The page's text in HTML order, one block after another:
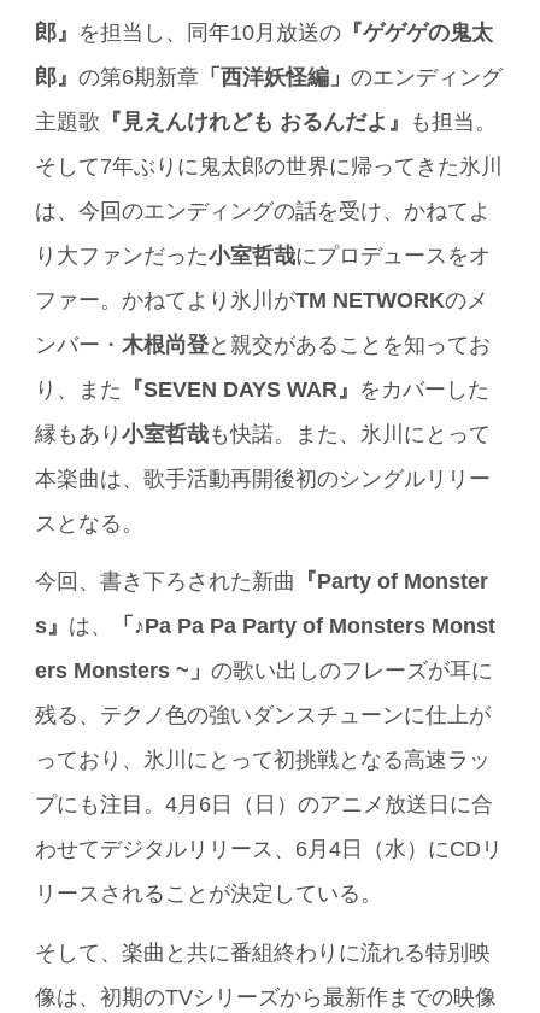
郎』 を担当し、同年10月放送の 『ゲゲゲの鬼太
郎』の第6期新章 「西洋妖怪編」のエンディング
主題歌 『見えんけれども おるんだよ』
も担当。
そして7年ぶりに鬼太郎の世界に帰ってきた氷川
は、今回のエンディングの話を受け、かねてよ
り大ファンだった小室哲哉にプロデュースをオ
ファー。かねてより氷川がTM NETWORKのメ
ンバー・木根尚登と親交があることを知ってお
り、また
『SEVEN DAYS WAR』 をカバーした
縁もあり小室哲哉も快諾。また、氷川にとって
本楽曲は、歌手活動再開後初のシングルリリー
スとなる。
今回、書き下ろされた新曲
『Party of Monster
s』 は、
「♪Pa Pa Pa Party of Monsters Monst
ers Monsters ~」の歌い出しのフレーズが耳に
残る、テクノ色の強いダンスチューンに仕上が
っており、氷川にとって初挑戦となる高速ラッ
プにも注目。4月6日（日）のアニメ放送日に合
わせてデジタルリリース、6月4日（水）にCDリ
リースされることが決定している。
そして、楽曲と共に番組終わりに流れる特別映
像は、初期のTVシリーズから最新作までの映像